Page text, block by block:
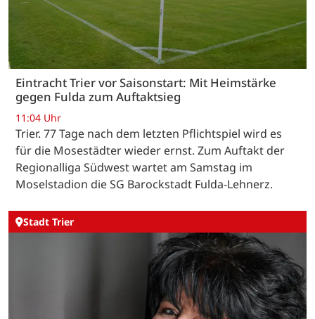
Eintracht Trier vor Saisonstart: Mit Heimstärke
gegen Fulda zum Auftaktsieg
11:04 Uhr
Trier. 77 Tage nach dem letzten Pflichtspiel wird es
für die Mosestädter wieder ernst. Zum Auftakt der
Regionalliga Südwest wartet am Samstag im
Moselstadion die SG Barockstadt Fulda-Lehnerz.
Stadt Trier